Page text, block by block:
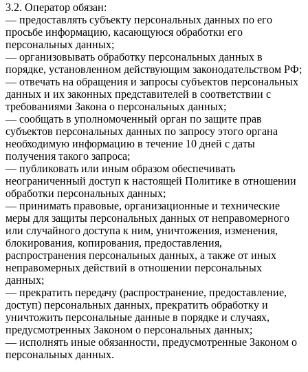
3.2. Оператор обязан:
— предоставлять субъекту персональных данных по его
просьбе информацию, касающуюся обработки его
персональных данных;
— организовывать обработку персональных данных в
порядке, установленном действующим законодательством РФ;
— отвечать на обращения и запросы субъектов персональных
данных и их законных представителей в соответствии с
требованиями Закона о персональных данных;
— сообщать в уполномоченный орган по защите прав
субъектов персональных данных по запросу этого органа
необходимую информацию в течение 10 дней с даты
получения такого запроса;
— публиковать или иным образом обеспечивать
неограниченный доступ к настоящей Политике в отношении
обработки персональных данных;
— принимать правовые, организационные и технические
меры для защиты персональных данных от неправомерного
или случайного доступа к ним, уничтожения, изменения,
блокирования, копирования, предоставления,
распространения персональных данных, а также от иных
неправомерных действий в отношении персональных
данных;
— прекратить передачу (распространение, предоставление,
доступ) персональных данных, прекратить обработку и
уничтожить персональные данные в порядке и случаях,
предусмотренных Законом о персональных данных;
— исполнять иные обязанности, предусмотренные Законом о
персональных данных.